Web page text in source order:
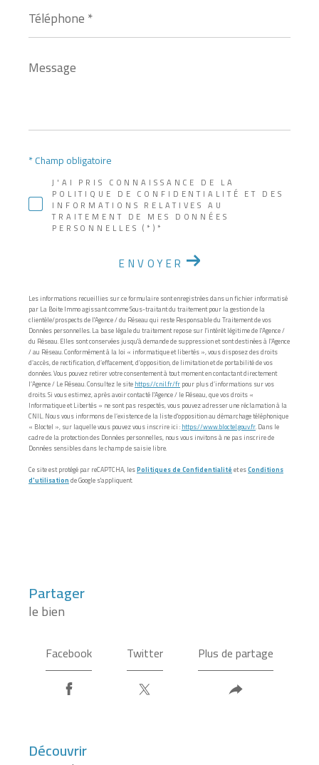
*
Message
*
J'AI PRIS CONNAISSANCE DE LA
POLITIQUE DE CONFIDENTIALITÉ ET DES
INFORMATIONS RELATIVES AU
TRAITEMENT DE MES DONNÉES
PERSONNELLES (*)*
* Champ obligatoire
ENVOYER
Les informations recueillies sur ce formulaire sont enregistrées dans un fichier informatisé
par La Boite Immo agissant comme Sous-traitant du traitement pour la gestion de la
clientèle/prospects de l'Agence / du Réseau qui reste Responsable du Traitement de vos
Données personnelles. La base légale du traitement repose sur l'intérêt légitime de l'Agence /
du Réseau. Elles sont conservées jusqu'à demande de suppression et sont destinées à l'Agence
/ au Réseau. Conformément à la loi « informatique et libertés », vous disposez des droits
d’accès, de rectification, d’effacement, d’opposition, de limitation et de portabilité de vos
données. Vous pouvez retirer votre consentement à tout moment en contactant directement
l’Agence / Le Réseau. Consultez le sitehttps://cnil.fr/frpour plus d’informations sur vos
droits. Si vous estimez, après avoir contacté l'Agence / le Réseau, que vos droits «
Informatique et Libertés » ne sont pas respectés, vous pouvez adresser une réclamation à la
CNIL. Nous vous informons de l’existence de la liste d'opposition au démarchage téléphonique
« Bloctel », sur laquelle vous pouvez vous inscrire ici :https://www.bloctel.gouv.fr. Dans le
cadre de la protection des Données personnelles, nous vous invitons à ne pas inscrire de
Données sensibles dans le champ de saisie libre.
Ce site est protégé par reCAPTCHA, lesPolitiques de Confidentialitéet esConditions
d'utilisationde Google s'appliquent.
partager
le bien
Facebook Twitter Plus de partage
découvrir